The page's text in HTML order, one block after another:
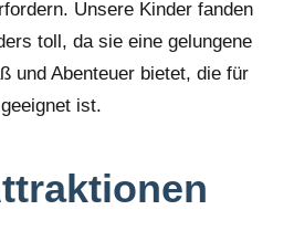
Unsere Kinder fanden
toll, da sie eine gelungene
und Abenteuer bietet, die für
ist.